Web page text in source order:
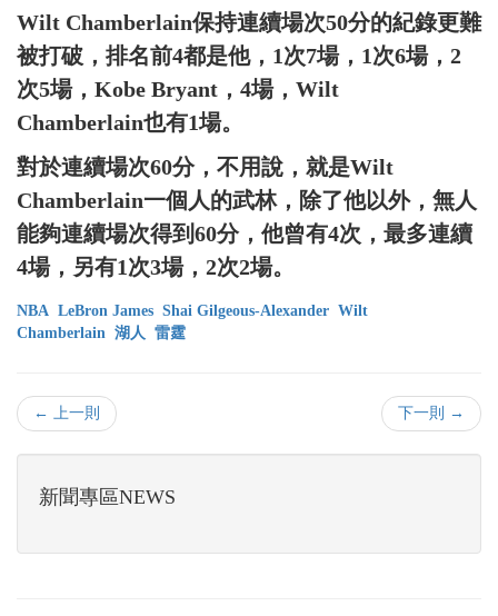
Wilt Chamberlain保持連續場次50分的紀錄更難
被打破，排名前4都是他，1次7場，1次6場，2
次5場，Kobe Bryant，4場，Wilt
Chamberlain也有1場。
對於連續場次60分，不用說，就是Wilt
Chamberlain一個人的武林，除了他以外，無人
能夠連續場次得到60分，他曾有4次，最多連續
4場，另有1次3場，2次2場。
NBA LeBron James Shai Gilgeous-Alexander Wilt
Chamberlain 湖人 雷霆
← 上一則 下一則 →
新聞專區NEWS